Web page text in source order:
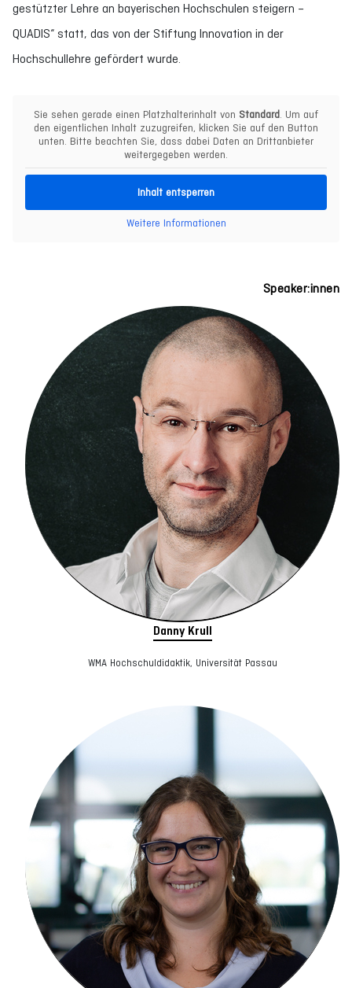
gestützter Lehre an bayerischen Hochschulen steigern –
QUADIS“ statt, das von der Stiftung Innovation in der
Hochschullehre gefördert wurde.
Sie sehen gerade einen Platzhalterinhalt von Standard . Um auf
den eigentlichen Inhalt zuzugreifen, klicken Sie auf den Button
unten. Bitte beachten Sie, dass dabei Daten an Drittanbieter
weitergegeben werden.
Inhalt entsperren
Weitere Informationen
Speaker:innen
Danny Krull
WMA Hochschuldidaktik, Universität Passau